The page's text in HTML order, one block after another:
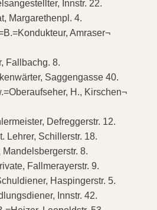
Innstr. 22.
Margarethenpl. 4.
Amraser¬
Fallbachg. 8.
Saggengasse 40.
H., Kirschen¬
Defreggerstr. 12.
Lehrer, Schillerstr. 18.
Mandelsbergerstr. 8.
Fallmerayerstr. 9.
Haspingerstr. 5.
Innstr. 42.